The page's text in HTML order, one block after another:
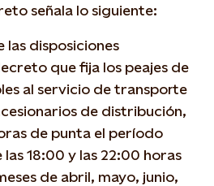
señala lo siguiente:
las disposiciones
que fija los peajes de
al servicio de transporte
de distribución,
de punta el período
18:00 y las 22:00 horas
de abril, mayo, junio,